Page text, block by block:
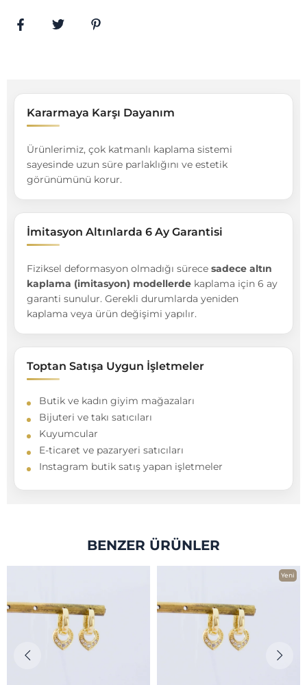
Kararmaya Karşı Dayanım
Ürünlerimiz, çok katmanlı kaplama sistemi
sayesinde uzun süre parlaklığını ve estetik
görünümünü korur.
İmitasyon Altınlarda 6 Ay Garantisi
Fiziksel deformasyon olmadığı sürece sadece altın
kaplama (imitasyon) modellerde kaplama için 6 ay
garanti sunulur. Gerekli durumlarda yeniden
kaplama veya ürün değişimi yapılır.
Toptan Satışa Uygun İşletmeler
Butik ve kadın giyim mağazaları
Bijuteri ve takı satıcıları
Kuyumcular
E-ticaret ve pazaryeri satıcıları
Instagram butik satış yapan işletmeler
BENZER ÜRÜNLER
Yeni